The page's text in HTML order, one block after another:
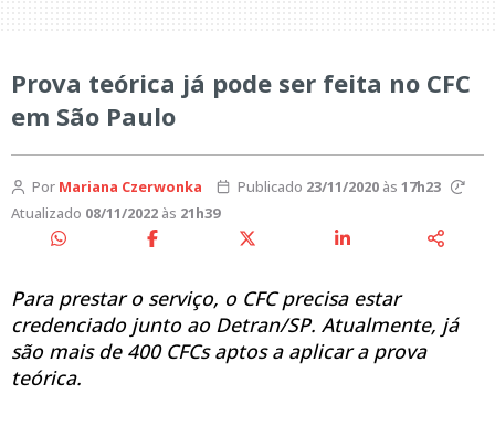
Prova teórica já pode ser feita no CFC
em São Paulo
Por Mariana Czerwonka Publicado 23/11/2020às 17h23
Atualizado 08/11/2022 às 21h39
Para prestar o serviço, o CFC precisa estar
credenciado junto ao Detran/SP. Atualmente, já
são mais de 400 CFCs aptos a aplicar a prova
teórica.